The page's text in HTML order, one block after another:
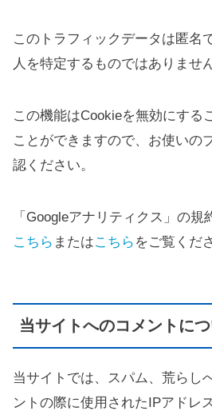
このトラフィックデータは匿名
人を特定するものではありません
この機能はCookieを無効にする
ことができますので、お使いの
認ください。
「Googleアナリティクス」の
こちら またはこちら をご覧くだ
当サイトへのコメントに
当サイトでは、スパム、荒らし
ントの際に使用されたIPアドレ